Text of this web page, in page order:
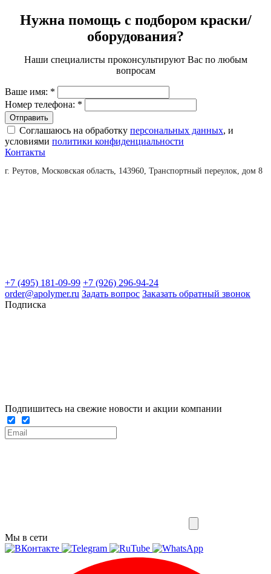
Нужна помощь с подбором краски/
оборудования?
Наши специалисты проконсультируют Вас по любым
вопросам
Ваше имя: *
Номер телефона: *
Соглашаюсь на обработку персональных данных, и
условиями политики конфиденциальности
Контакты
г. Реутов, Московская область, 143960, Транспортный переулок, дом 8
+7 (495) 181-09-99 +7 (926) 296-94-24
order@apolymer.ru Задать вопрос Заказать обратный звонок
Подписка
Подпишитесь на свежие новости и акции компании
Мы в сети